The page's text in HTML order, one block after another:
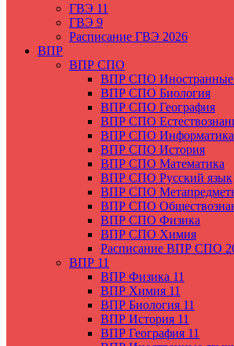
ГВЭ 11
ГВЭ 9
Расписание ГВЭ 2026
ВПР
ВПР СПО
ВПР СПО Иностранные
ВПР СПО Биология
ВПР СПО География
ВПР СПО
ВПР СПО Информатика
ВПР СПО История
ВПР СПО Математика
ВПР СПО Русский язык
ВПР СПО
ВПР СПО
ВПР СПО Физика
ВПР СПО Химия
Расписание ВПР СПО
ВПР 11
ВПР Физика 11
ВПР Химия 11
ВПР Биология 11
ВПР История 11
ВПР География 11